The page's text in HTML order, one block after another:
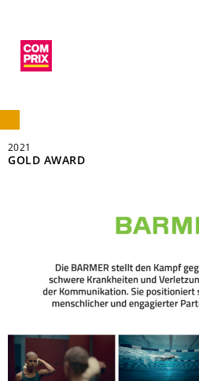
2021
GOLD AWARD